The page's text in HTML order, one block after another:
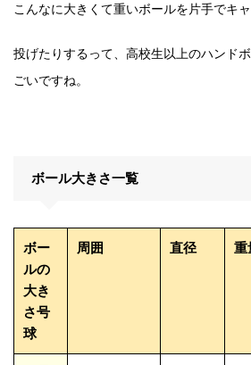
こんなに大きくて重いボールを片手でキャ
投げたりするって、高校生以上のハンド
ごいですね。
ボール大きさ一覧
ボー
ルの
大き
さ号
球
周囲 直径 重